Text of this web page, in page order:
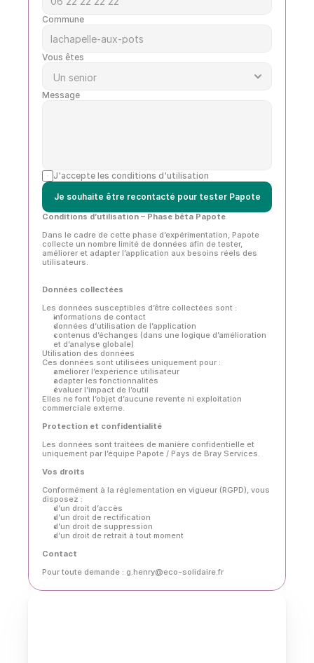
Commune
Vous êtes
Message
J'accepte les conditions d'utilisation
Je souhaite être recontacté pour tester Papote
Conditions d’utilisation – Phase bêta Papote
Dans le cadre de cette phase d’expérimentation, Papote
collecte un nombre limité de données afin de tester,
améliorer et adapter l’application aux besoins réels des
utilisateurs.
Données collectées
Les données susceptibles d’être collectées sont :
informations de contact
données d’utilisation de l’application
contenus d’échanges (dans une logique d’amélioration
et d’analyse globale)
Utilisation des données
Ces données sont utilisées uniquement pour :
améliorer l’expérience utilisateur
adapter les fonctionnalités
évaluer l’impact de l’outil
Elles ne font l’objet d’aucune revente ni exploitation
commerciale externe.
Protection et confidentialité
Les données sont traitées de manière confidentielle et
uniquement par l’équipe Papote / Pays de Bray Services.
Vos droits
Conformément à la réglementation en vigueur (RGPD), vous
disposez :
d’un droit d’accès
d’un droit de rectification
d’un droit de suppression
d’un droit de retrait à tout moment
Contact
Pour toute demande : g.henry@eco-solidaire.fr